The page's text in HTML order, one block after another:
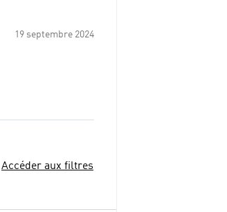
19 septembre 2024
Accéder aux filtres